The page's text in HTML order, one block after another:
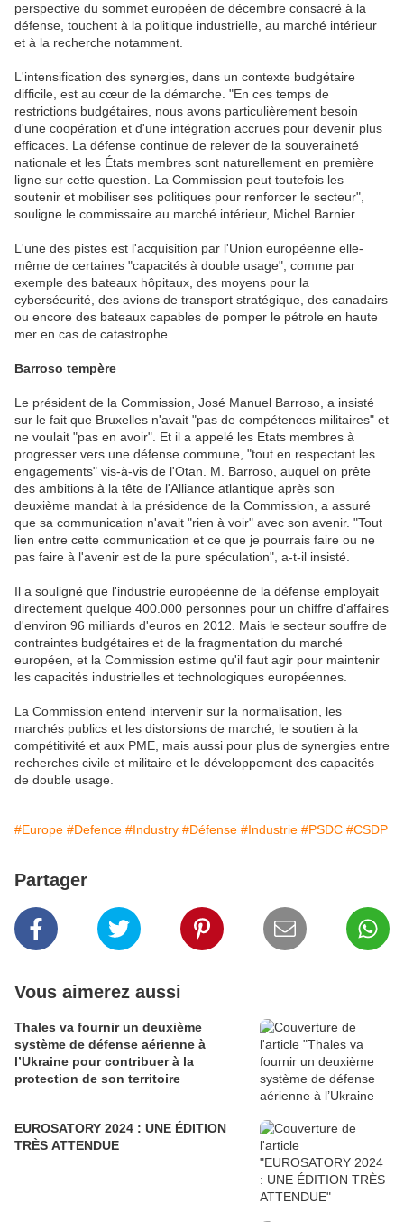
perspective du sommet européen de décembre consacré à la
défense, touchent à la politique industrielle, au marché intérieur
et à la recherche notamment.
L'intensification des synergies, dans un contexte budgétaire
difficile, est au cœur de la démarche. "En ces temps de
restrictions budgétaires, nous avons particulièrement besoin
d'une coopération et d'une intégration accrues pour devenir plus
efficaces. La défense continue de relever de la souveraineté
nationale et les États membres sont naturellement en première
ligne sur cette question. La Commission peut toutefois les
soutenir et mobiliser ses politiques pour renforcer le secteur",
souligne le commissaire au marché intérieur, Michel Barnier.
L'une des pistes est l'acquisition par l'Union européenne elle-
même de certaines "capacités à double usage", comme par
exemple des bateaux hôpitaux, des moyens pour la
cybersécurité, des avions de transport stratégique, des canadairs
ou encore des bateaux capables de pomper le pétrole en haute
mer en cas de catastrophe.
Barroso tempère
Le président de la Commission, José Manuel Barroso, a insisté
sur le fait que Bruxelles n'avait "pas de compétences militaires" et
ne voulait "pas en avoir". Et il a appelé les Etats membres à
progresser vers une défense commune, "tout en respectant les
engagements" vis-à-vis de l'Otan. M. Barroso, auquel on prête
des ambitions à la tête de l'Alliance atlantique après son
deuxième mandat à la présidence de la Commission, a assuré
que sa communication n'avait "rien à voir" avec son avenir. "Tout
lien entre cette communication et ce que je pourrais faire ou ne
pas faire à l'avenir est de la pure spéculation", a-t-il insisté.
Il a souligné que l'industrie européenne de la défense employait
directement quelque 400.000 personnes pour un chiffre d'affaires
d'environ 96 milliards d'euros en 2012. Mais le secteur souffre de
contraintes budgétaires et de la fragmentation du marché
européen, et la Commission estime qu'il faut agir pour maintenir
les capacités industrielles et technologiques européennes.
La Commission entend intervenir sur la normalisation, les
marchés publics et les distorsions de marché, le soutien à la
compétitivité et aux PME, mais aussi pour plus de synergies entre
recherches civile et militaire et le développement des capacités
de double usage.
#Europe #Defence #Industry #Défense #Industrie #PSDC #CSDP
Partager
Vous aimerez aussi
Thales va fournir un deuxième
système de défense aérienne à
l’Ukraine pour contribuer à la
protection de son territoire
EUROSATORY 2024 : UNE ÉDITION
TRÈS ATTENDUE